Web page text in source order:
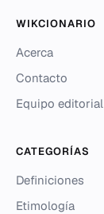
WIKCIONARIO
Acerca
Contacto
Equipo editorial
CATEGORÍAS
Definiciones
Etimología